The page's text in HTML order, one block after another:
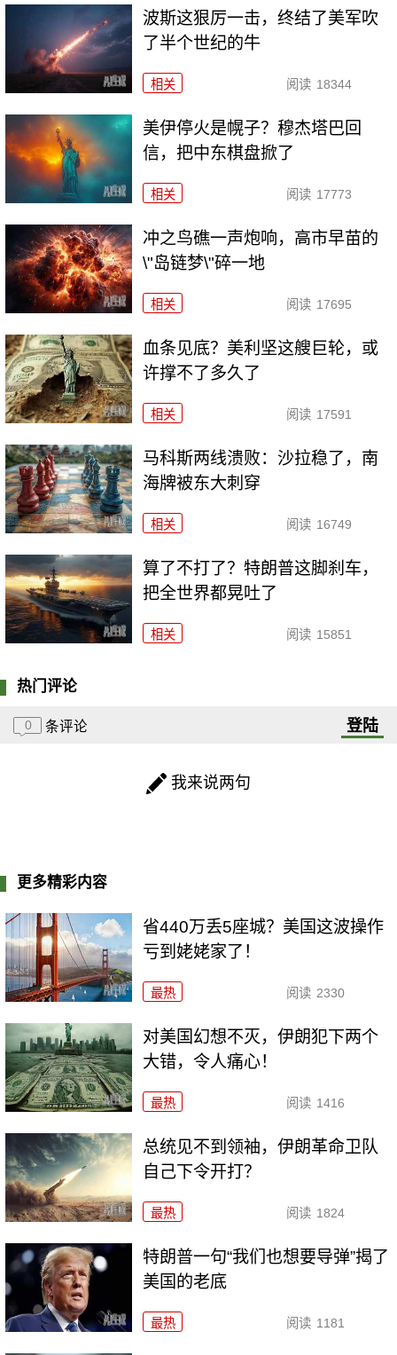
波斯这狠厉一击，终结了美军吹
了半个世纪的牛
相关 阅读 18344
美伊停火是幌子？穆杰塔巴回
信，把中东棋盘掀了
相关 阅读 17773
冲之鸟礁一声炮响，高市早苗的
\"岛链梦\"碎一地
相关 阅读 17695
血条见底？美利坚这艘巨轮，或
许撑不了多久了
相关 阅读 17591
马科斯两线溃败：沙拉稳了，南
海牌被东大刺穿
相关 阅读 16749
算了不打了？特朗普这脚刹车，
把全世界都晃吐了
相关 阅读 15851
热门评论
0 条评论 登陆
我来说两句
更多精彩内容
省440万丢5座城？美国这波操作
亏到姥姥家了！
最热 阅读 2330
对美国幻想不灭，伊朗犯下两个
大错，令人痛心！
最热 阅读 1416
总统见不到领袖，伊朗革命卫队
自己下令开打？
最热 阅读 1824
特朗普一句“我们也想要导弹”揭了
美国的老底
最热 阅读 1181